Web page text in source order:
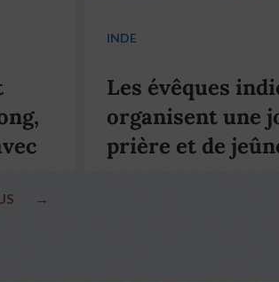
→
INDE
Les évêques
organisent une
prière et de